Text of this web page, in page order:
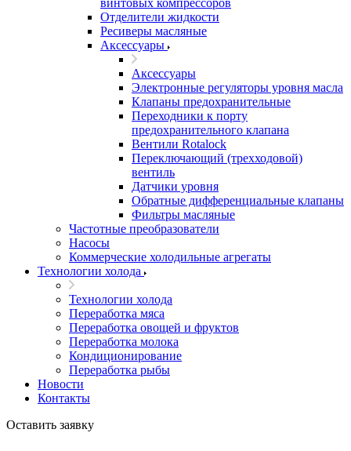
винтовых компрессоров
Отделители жидкости
Ресиверы масляные
Аксессуары
Аксессуары
Электронные регуляторы уровня масла
Клапаны предохранительные
Переходники к порту
предохранительного клапана
Вентили Rotalock
Переключающий (трехходовой)
вентиль
Датчики уровня
Обратные дифференциальные клапаны
Фильтры масляные
Частотные преобразователи
Насосы
Коммерческие холодильные агрегаты
Технологии холода
Технологии холода
Переработка мяса
Переработка овощей и фруктов
Переработка молока
Кондиционирование
Переработка рыбы
Новости
Контакты
Оставить заявку